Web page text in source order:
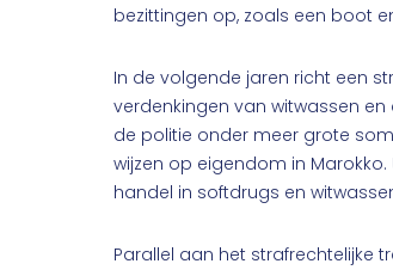
bezittingen op, zoals een boot
In de volgende jaren richt een
verdenkingen van witwassen en
de politie onder meer grote
wijzen op eigendom in
handel in softdrugs en
Parallel aan het strafrechtelijke